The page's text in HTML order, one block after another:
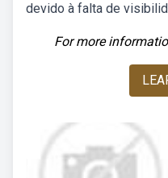
devido à falta de
For more